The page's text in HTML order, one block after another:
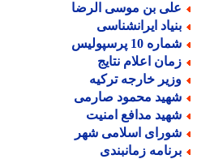
بن موسی الرضا
ایرانشناسی
10 پرسپولیس
اعلام نتایج
خارجه ترکیه
محمود صارمی
مدافع امنیت
اسلامی شهر
زمانبندی